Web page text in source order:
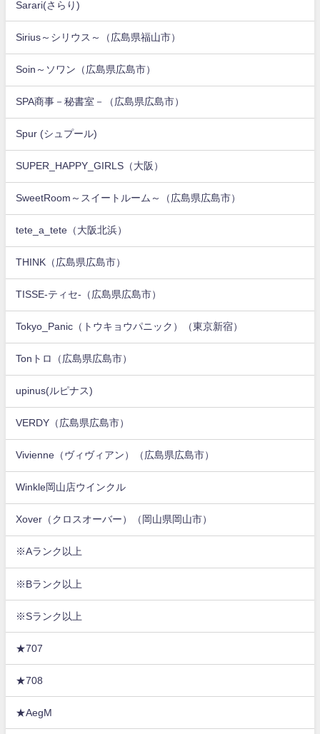
Sarari(さらり)
Sirius～シリウス～（広島県福山市）
Soin～ソワン（広島県広島市）
SPA商事－秘書室－（広島県広島市）
Spur (シュプール)
SUPER_HAPPY_GIRLS（大阪）
SweetRoom～スイートルーム～（広島県広島市）
tete_a_tete（大阪北浜）
THINK（広島県広島市）
TISSE-ティセ-（広島県広島市）
Tokyo_Panic（トウキョウパニック）（東京新宿）
Tonトロ（広島県広島市）
upinus(ルピナス)
VERDY（広島県広島市）
Vivienne（ヴィヴィアン）（広島県広島市）
Winkle岡山店ウインクル
Xover（クロスオーバー）（岡山県岡山市）
※Aランク以上
※Bランク以上
※Sランク以上
★707
★708
★AegM